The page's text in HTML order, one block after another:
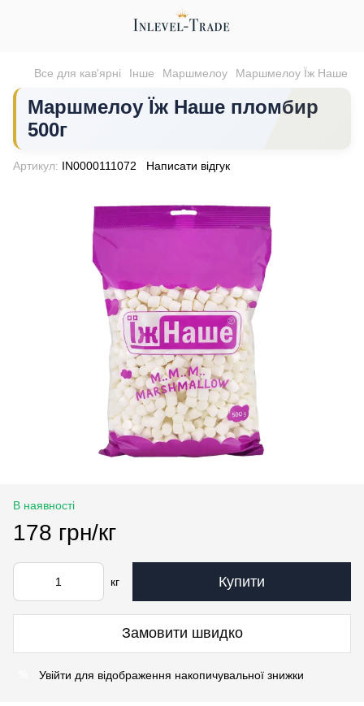
Все для кав'ярні Інше Маршмелоу Маршмелоу Їж Наше
Маршмелоу Їж Наше пломбир
500г
Артикул: IN0000111072 Написати відгук
В наявності
178 грн/кг
кг Купити
Замовити швидко
Увійти для відображення накопичувальної знижки